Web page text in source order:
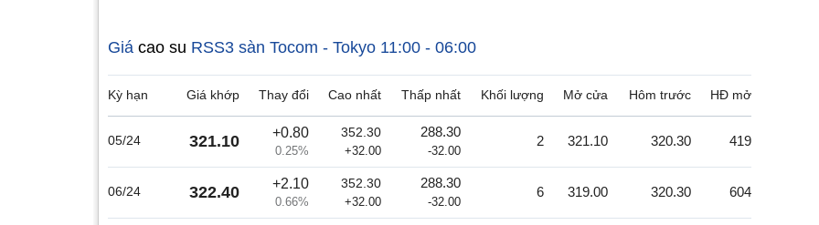
Giá cao su RSS3 sàn Tocom - Tokyo 11:00 - 06:00
Kỳ hạn Giá khớp Thay đổi Cao nhất Thấp nhất Khối lượng Mở cửa Hôm trước HĐ mở
05/24 321.10 +0.80
0.25%
352.30
+32.00
288.30
-32.00
2 321.10 320.30 419
06/24 322.40 +2.10
0.66%
352.30
+32.00
288.30
-32.00
6 319.00 320.30 604